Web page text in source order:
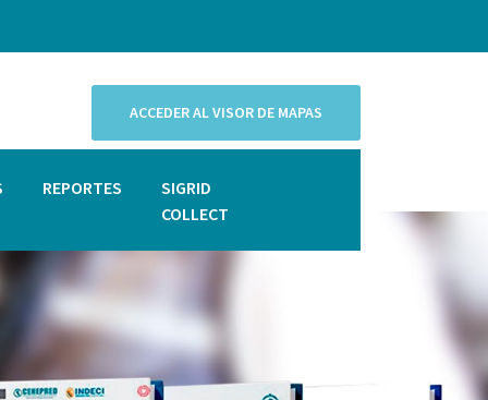
ACCEDER AL VISOR DE MAPAS
REPORTES
SIGRID
COLLECT